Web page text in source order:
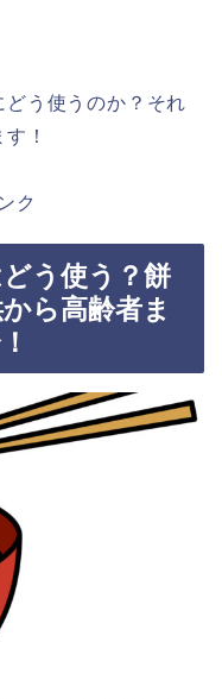
う使うのか？それ
！
ク
う使う？餅
ら高齢者ま